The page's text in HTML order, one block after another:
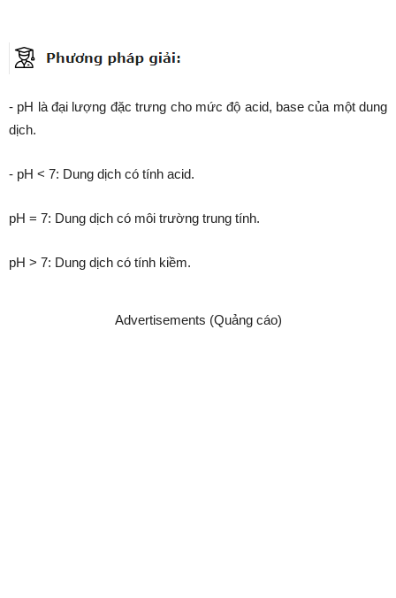
- pH là đại lượng đặc trưng cho mức độ acid, base của một dung
dịch.
- pH < 7: Dung dịch có tính acid.
pH = 7: Dung dịch có môi trường trung tính.
pH > 7: Dung dịch có tính kiềm.
Advertisements (Quảng cáo)